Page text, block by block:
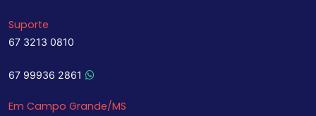
Suporte
67 3213 0810
67 99936 2861
Em Campo Grande/MS